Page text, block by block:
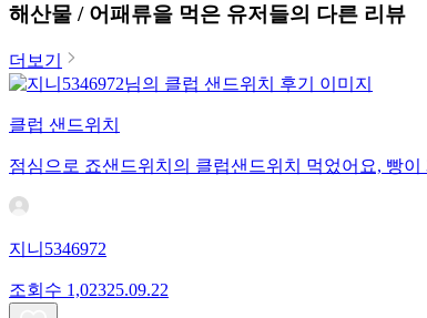
해산물 / 어패류을 먹은 유저들의 다른 리뷰
더보기
클럽 샌드위치
점심으로 죠샌드위치의 클럽샌드위치 먹었어요, 빵
지니5346972
조회수 1,02325.09.22